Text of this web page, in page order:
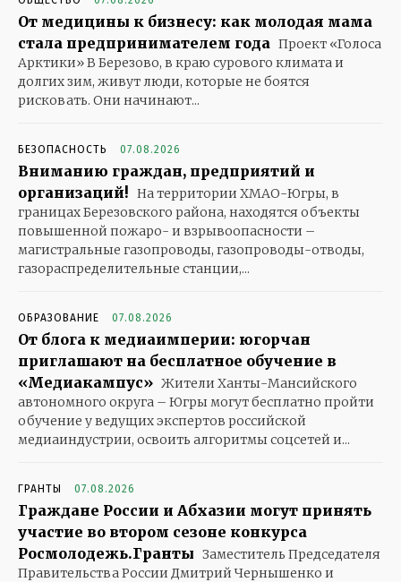
От медицины к бизнесу: как молодая мама
стала предпринимателем года Проект «Голоса
Арктики» В Березово, в краю сурового климата и
долгих зим, живут люди, которые не боятся
рисковать. Они начинают...
БЕЗОПАСНОСТЬ 07.08.2026
Вниманию граждан, предприятий и
организаций! На территории ХМАО-Югры, в
границах Березовского района, находятся объекты
повышенной пожаро- и взрывоопасности –
магистральные газопроводы, газопроводы-отводы,
газораспределительные станции,...
ОБРАЗОВАНИЕ 07.08.2026
От блога к медиаимперии: югорчан
приглашают на бесплатное обучение в
«Медиакампус» Жители Ханты-Мансийского
автономного округа – Югры могут бесплатно пройти
обучение у ведущих экспертов российской
медиаиндустрии, освоить алгоритмы соцсетей и...
ГРАНТЫ 07.08.2026
Граждане России и Абхазии могут принять
участие во втором сезоне конкурса
Росмолодежь.Гранты Заместитель Председателя
Правительства России Дмитрий Чернышенко и